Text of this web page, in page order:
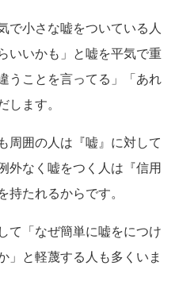
で小さな嘘をついている人
いいかも」と嘘を平気で重
うことを言ってる」「あれ
します。
周囲の人は『嘘』に対して
外なく嘘をつく人は『信用
持たれるからです。
て「なぜ簡単に嘘をにつけ
」と軽蔑する人も多くいま